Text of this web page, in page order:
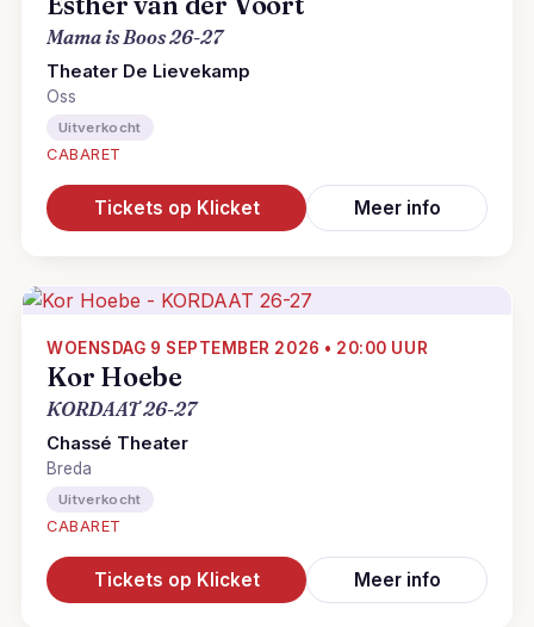
Mama is Boos 26-27
Theater De Lievekamp
Oss
Uitverkocht
CABARET
Tickets op Klicket Meer info
WOENSDAG 9 SEPTEMBER 2026 • 20:00 UUR
Kor Hoebe
KORDAAT 26-27
Chassé Theater
Breda
Uitverkocht
CABARET
Tickets op Klicket Meer info